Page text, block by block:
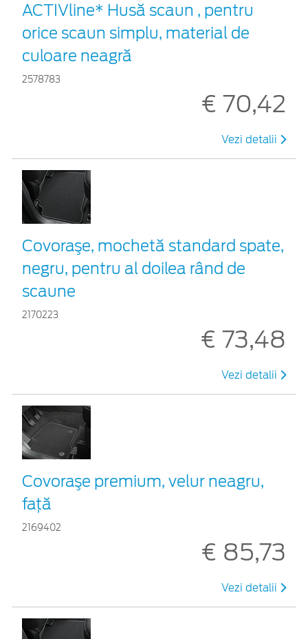
ACTIVline* Husă scaun , pentru
orice scaun simplu, material de
culoare neagră
2578783
€ 70,42
Vezi detalii
Covoraşe, mochetă standard spate,
negru, pentru al doilea rând de
scaune
2170223
€ 73,48
Vezi detalii
Covoraşe premium, velur neagru,
faţă
2169402
€ 85,73
Vezi detalii